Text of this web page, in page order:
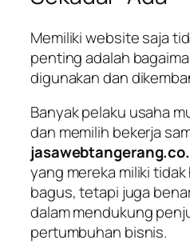
Memiliki website saja
penting adalah
digunakan dan
Banyak pelaku usaha
dan memilih bekerja
yang mereka miliki
bagus, tetapi juga
dalam mendukung
pertumbuhan bisnis.